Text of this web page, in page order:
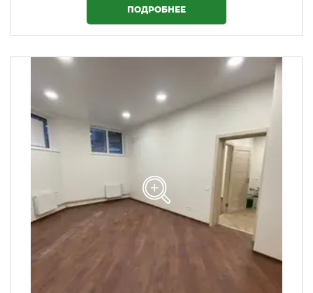
ПОДРОБНЕЕ